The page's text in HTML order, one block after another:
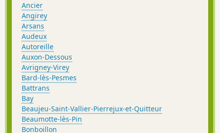
Ancier
Angirey
Arsans
Audeux
Autoreille
Auxon-Dessous
Avrigney-Virey
Bard-lès-Pesmes
Battrans
Bay
Beaujeu-Saint-Vallier-Pierrejux-et-Quitteur
Beaumotte-lès-Pin
Bonboillon